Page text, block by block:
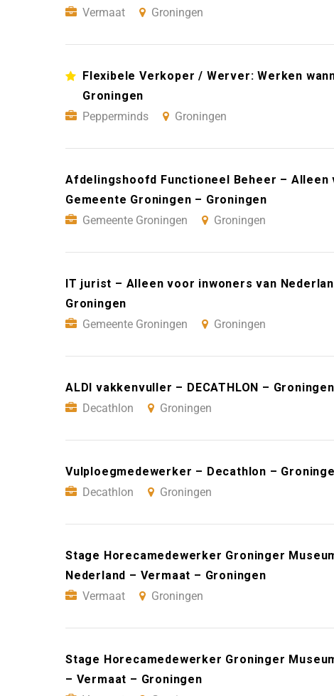
Vermaat
Groningen
Flexibele Verkoper / Werver: Werken
Groningen
Pepperminds
Groningen
Afdelingshoofd Functioneel Beheer – Alleen
Gemeente Groningen – Groningen
Gemeente Groningen
Groningen
IT jurist – Alleen voor inwoners van
Groningen
Gemeente Groningen
Groningen
ALDI vakkenvuller – DECATHLON – Groningen
Decathlon
Groningen
Vulploegmedewerker – Decathlon –
Decathlon
Groningen
Stage Horecamedewerker Groninger
Nederland – Vermaat – Groningen
Vermaat
Groningen
Stage Horecamedewerker Groninger
– Vermaat – Groningen